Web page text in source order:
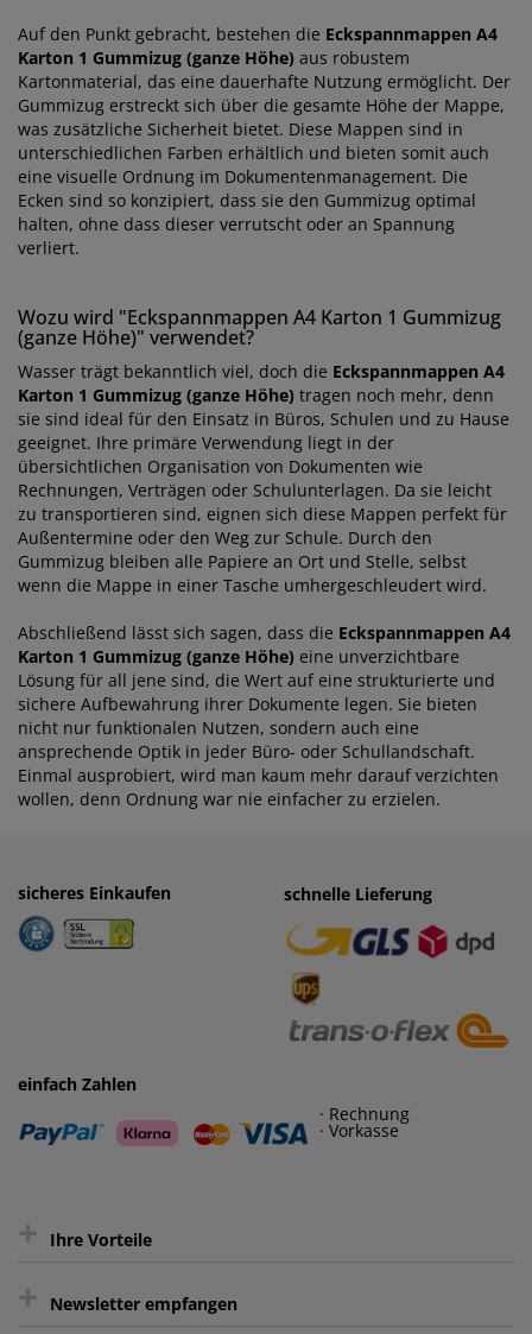
Auf den Punkt gebracht, bestehen die Eckspannmappen A4
Karton 1 Gummizug (ganze Höhe) aus robustem
Kartonmaterial, das eine dauerhafte Nutzung ermöglicht. Der
Gummizug erstreckt sich über die gesamte Höhe der Mappe,
was zusätzliche Sicherheit bietet. Diese Mappen sind in
unterschiedlichen Farben erhältlich und bieten somit auch
eine visuelle Ordnung im Dokumentenmanagement. Die
Ecken sind so konzipiert, dass sie den Gummizug optimal
halten, ohne dass dieser verrutscht oder an Spannung
verliert.
Wozu wird "Eckspannmappen A4 Karton 1 Gummizug
(ganze Höhe)" verwendet?
Wasser trägt bekanntlich viel, doch die Eckspannmappen A4
Karton 1 Gummizug (ganze Höhe) tragen noch mehr, denn
sie sind ideal für den Einsatz in Büros, Schulen und zu Hause
geeignet. Ihre primäre Verwendung liegt in der
übersichtlichen Organisation von Dokumenten wie
Rechnungen, Verträgen oder Schulunterlagen. Da sie leicht
zu transportieren sind, eignen sich diese Mappen perfekt für
Außentermine oder den Weg zur Schule. Durch den
Gummizug bleiben alle Papiere an Ort und Stelle, selbst
wenn die Mappe in einer Tasche umhergeschleudert wird.
Abschließend lässt sich sagen, dass die Eckspannmappen A4
Karton 1 Gummizug (ganze Höhe) eine unverzichtbare
Lösung für all jene sind, die Wert auf eine strukturierte und
sichere Aufbewahrung ihrer Dokumente legen. Sie bieten
nicht nur funktionalen Nutzen, sondern auch eine
ansprechende Optik in jeder Büro- oder Schullandschaft.
Einmal ausprobiert, wird man kaum mehr darauf verzichten
wollen, denn Ordnung war nie einfacher zu erzielen.
sicheres Einkaufen einfaches Zahlen
· Rechnung
· Vorkasse
schnelle Lieferung
einfach Zahlen
· Rechnung
· Vorkasse
+ Ihre Vorteile
Kauf auf Rechnung³
+ Newsletter empfangen